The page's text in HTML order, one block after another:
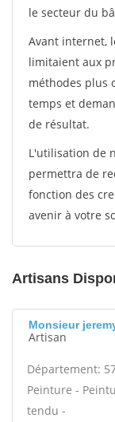
le secteur du
Avant internet,
limitaient aux
méthodes plus
temps et
de résultat.
L'utilisation de
permettra de
fonction des
avenir à votre
Artisans
Monsieur
Artisan
Département:
Peinture -
tendu -